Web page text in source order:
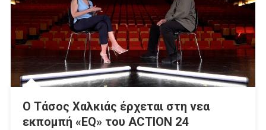
Ο Τάσος Χαλκιάς έρχεται στη νεα
εκπομπή «EQ» του ACTION 24